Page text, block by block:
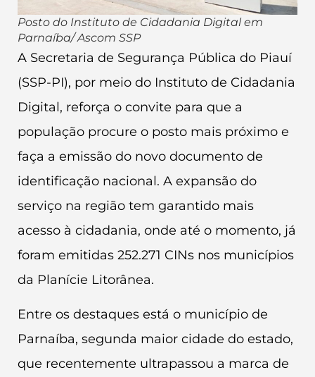
Posto do Instituto de Cidadania Digital em
Parnaíba/ Ascom SSP
A Secretaria de Segurança Pública do Piauí
(SSP-PI), por meio do Instituto de Cidadania
Digital, reforça o convite para que a
população procure o posto mais próximo e
faça a emissão do novo documento de
identificação nacional. A expansão do
serviço na região tem garantido mais
acesso à cidadania, onde até o momento, já
foram emitidas 252.271 CINs nos municípios
da Planície Litorânea.
Entre os destaques está o município de
Parnaíba, segunda maior cidade do estado,
que recentemente ultrapassou a marca de